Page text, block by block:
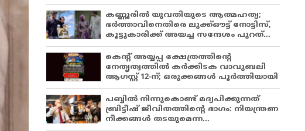
കണ്ണൂരിൽ യുവതിയുടെ ആത്മഹത്യ;
ഭർത്താവിനെതിരെ ലുക്ക്ഔട്ട് നോട്ടിസ്,
കൂട്ടുകാരിക്ക് അയച്ച സന്ദേശം പുറത്...
കെന്റ് അയ്യപ്പ ക്ഷേത്രത്തിന്റെ
നേതൃത്വത്തിൽ കർക്കിടക വാവുബലി
ആഗസ്റ്റ് 12-ന്; ഒരുക്കങ്ങൾ പൂർത്തിയായി
പബ്ബില്‍ നിന്നുകൊണ്ട് മദ്യപിക്കുന്നത്
ബ്രിട്ടീഷ് ജീവിതത്തിന്റെ ഭാഗം: നിയന്ത്രണ
നീക്കങ്ങള്‍ തടയുമെന്ന...